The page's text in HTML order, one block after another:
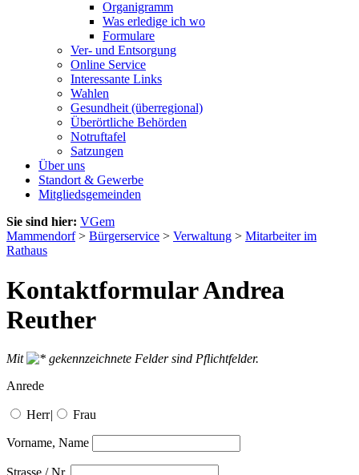
Organigramm
Was erledige ich wo
Formulare
Ver- und Entsorgung
Online Service
Interessante Links
Wahlen
Gesundheit (überregional)
Überörtliche Behörden
Notruftafel
Satzungen
Über uns
Standort & Gewerbe
Mitgliedsgemeinden
Sie sind hier: VGem
Mammendorf> Bürgerservice > Verwaltung > Mitarbeiter im
Rathaus
Kontaktformular Andrea
Reuther
Mit
gekennzeichnete Felder sind Pflichtfelder.
Anrede
Herr| Frau
Vorname, Name
Strasse / Nr.